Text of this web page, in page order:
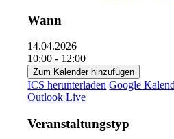
Wann
14.04.2026
10:00 - 12:00
Zum Kalender hinzufügen
ICS herunterladen Google
Outlook Live
Veranstaltungstyp